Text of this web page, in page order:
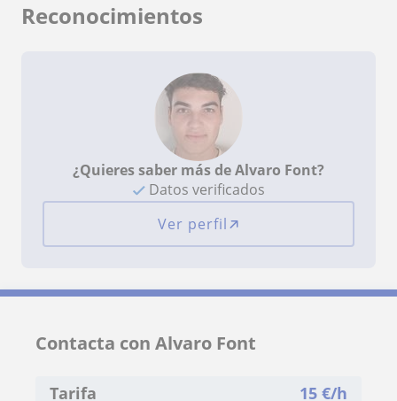
Reconocimientos
¿Quieres saber más de Alvaro Font?
Datos verificados
Ver perfil
Contacta con Alvaro Font
Tarifa 15 €/h